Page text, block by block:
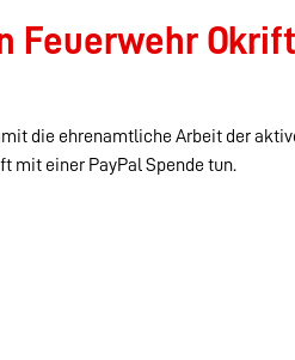
Feuerwehr
die ehrenamtliche Arbeit der
mit einer PayPal Spende tun.